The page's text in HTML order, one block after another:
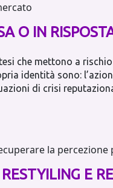
O IN
che mettono a
identità sono:
di crisi
la
E